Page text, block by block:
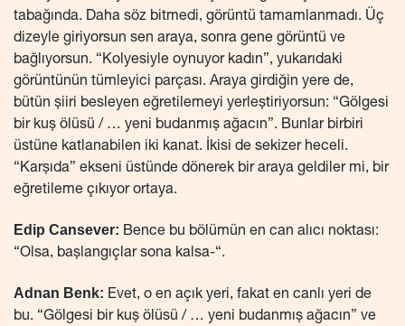
tabağında. Daha söz bitmedi, görüntü tamamlanmadı. Üç
dizeyle giriyorsun sen araya, sonra gene görüntü ve
bağlıyorsun. “Kolyesiyle oynuyor kadın”, yukarıdaki
görüntünün tümleyici parçası. Araya girdiğin yere de,
bütün şiiri besleyen eğretilemeyi yerleştiriyorsun: “Gölgesi
bir kuş ölüsü / … yeni budanmış ağacın”. Bunlar birbiri
üstüne katlanabilen iki kanat. İkisi de sekizer heceli.
“Karşıda” ekseni üstünde dönerek bir araya geldiler mi, bir
eğretileme çıkıyor ortaya.
Edip Cansever: Bence bu bölümün en can alıcı noktası:
“Olsa, başlangıçlar sona kalsa-“.
Adnan Benk: Evet, o en açık yeri, fakat en canlı yeri de
bu. “Gölgesi bir kuş ölüsü / … yeni budanmış ağacın” ve